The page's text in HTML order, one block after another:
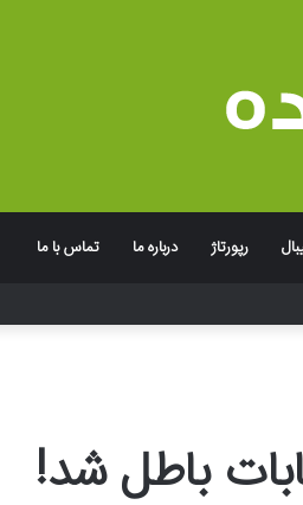
رپورتاژ درباره ما تماس با ما
باطل شد!